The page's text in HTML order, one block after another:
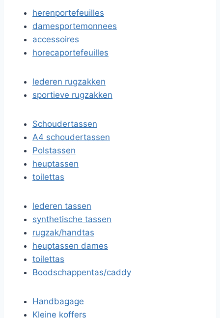
herenportefeuilles
damesportemonnees
accessoires
horecaportefeuilles
lederen rugzakken
sportieve rugzakken
Schoudertassen
A4 schoudertassen
Polstassen
heuptassen
toilettas
lederen tassen
synthetische tassen
rugzak/handtas
heuptassen dames
toilettas
Boodschappentas/caddy
Handbagage
Kleine koffers